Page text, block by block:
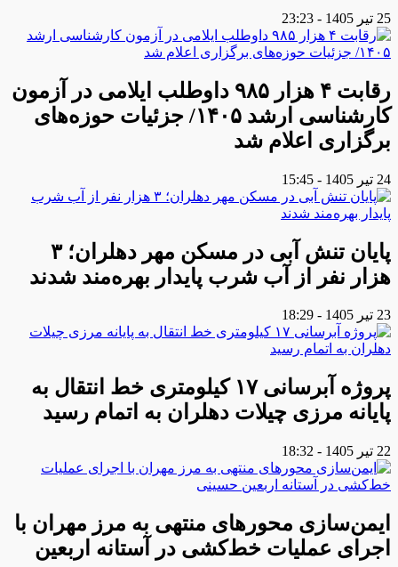
25 تیر 1405 - 23:23
رقابت ۴ هزار ۹۸۵ داوطلب ایلامی در آزمون
کارشناسی ارشد ۱۴۰۵/ جزئیات حوزه‌های
برگزاری اعلام شد
24 تیر 1405 - 15:45
پایان تنش آبی در مسکن مهر دهلران؛ ۳
هزار نفر از آب شرب پایدار بهره‌مند شدند
23 تیر 1405 - 18:29
پروژه آبرسانی ۱۷ کیلومتری خط انتقال به
پایانه مرزی چیلات دهلران به اتمام رسید
22 تیر 1405 - 18:32
ایمن‌سازی محورهای منتهی به مرز مهران با
اجرای عملیات خط‌کشی در آستانه اربعین